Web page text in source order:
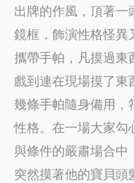
出牌的作風，頂著
鏡框，飾演性格怪異
攜帶手帕，凡摸過東
戲到連在現場摸了
幾條手帕隨身備用
性格。在一場大家
與條件的嚴肅場合中
突然摸著他的寶貝